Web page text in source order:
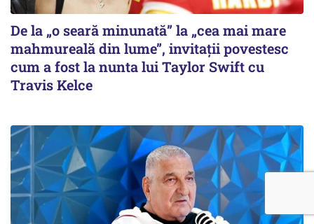
De la „o seară minunată” la „cea mai mare
mahmureală din lume”, invitații povestesc
cum a fost la nunta lui Taylor Swift cu
Travis Kelce